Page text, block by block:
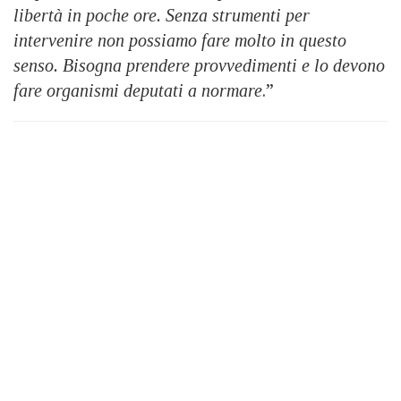
libertà in poche ore. Senza strumenti per
intervenire non possiamo fare molto in questo
senso. Bisogna prendere provvedimenti e lo devono
fare organismi deputati a normare.”